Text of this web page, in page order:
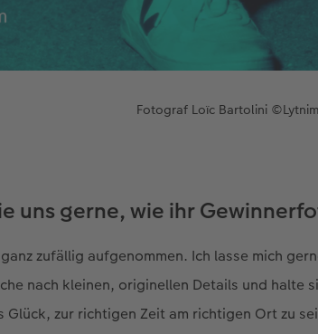
Fotograf Loïc Bartolini ©Lytnim
uns gerne, wie ihr
zufällig aufgenommen. Ich lasse mich
nach kleinen, originellen Details und halte
Glück, zur richtigen Zeit am richtigen Ort zu